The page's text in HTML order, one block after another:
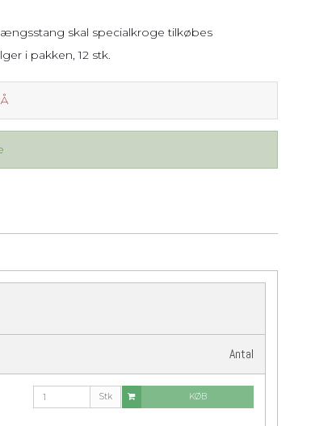
skal specialkroge tilkøbes
i pakken, 12 stk.
Antal
Stk KØB